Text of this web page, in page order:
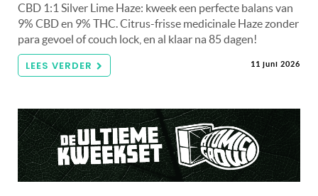
CBD 1:1 Silver Lime Haze: kweek een perfecte balans van
9% CBD en 9% THC. Citrus-frisse medicinale Haze zonder
para gevoel of couch lock, en al klaar na 85 dagen!
LEES VERDER 11 juni 2026